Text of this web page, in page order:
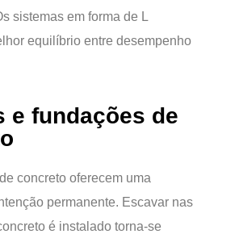
sistemas em forma de L
equilíbrio entre desempenho
e fundações de
concreto oferecem uma
permanente. Escavar nas
é instalado torna-se